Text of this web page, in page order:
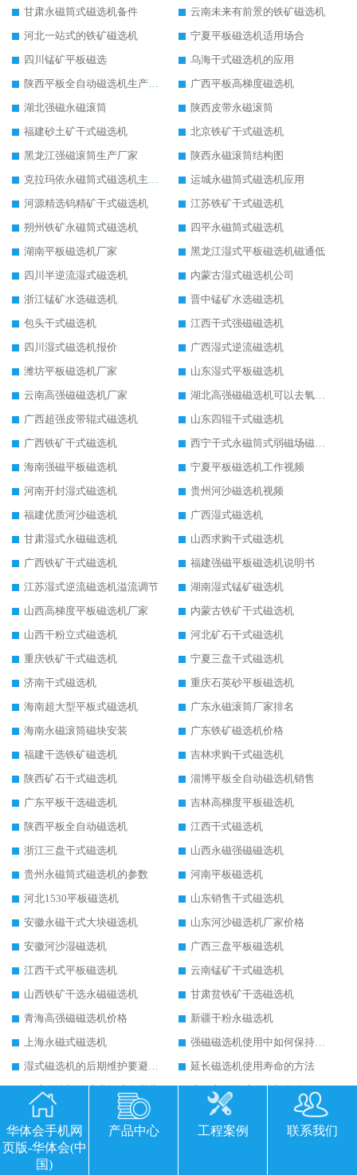
甘肃永磁筒式磁选机备件
云南未来有前景的铁矿磁选机
河北一站式的铁矿磁选机
宁夏平板磁选机适用场合
四川锰矿平板磁选
乌海干式磁选机的应用
陕西平板全自动磁选机生产厂家
广西平板高梯度磁选机
湖北强磁永磁滚筒
陕西皮带永磁滚筒
福建砂土矿干式磁选机
北京铁矿干式磁选机
黑龙江强磁滚筒生产厂家
陕西永磁滚筒结构图
克拉玛依永磁筒式磁选机主要技术参数
运城永磁筒式磁选机应用
河源精选钨精矿干式磁选机
江苏铁矿干式磁选机
朔州铁矿永磁筒式磁选机
四平永磁筒式磁选机
湖南平板磁选机厂家
黑龙江湿式平板磁选机磁通低
四川半逆流湿式磁选机
内蒙古湿式磁选机公司
浙江锰矿水选磁选机
晋中锰矿水选磁选机
包头干式磁选机
江西干式强磁磁选机
四川湿式磁选机报价
广西湿式逆流磁选机
潍坊平板磁选机厂家
山东湿式平板磁选机
云南高强磁磁选机厂家
湖北高强磁磁选机可以去氧化铝
广西超强皮带辊式磁选机
山东四辊干式磁选机
广西铁矿干式磁选机
西宁干式永磁筒式弱磁场磁选机结构图
海南强磁平板磁选机
宁夏平板磁选机工作视频
河南开封湿式磁选机
贵州河沙磁选机视频
福建优质河沙磁选机
广西湿式磁选机
甘肃湿式永磁磁选机
山西求购干式磁选机
广西铁矿干式磁选机
福建强磁平板磁选机说明书
江苏湿式逆流磁选机溢流调节
湖南湿式锰矿磁选机
山西高梯度平板磁选机厂家
内蒙古铁矿干式磁选机
山西干粉立式磁选机
河北矿石干式磁选机
重庆铁矿干式磁选机
宁夏三盘干式磁选机
济南干式磁选机
重庆石英砂平板磁选机
海南超大型平板式磁选机
广东永磁滚筒厂家排名
海南永磁滚筒磁块安装
广东铁矿磁选机价格
福建干选铁矿磁选机
吉林求购干式磁选机
陕西矿石干式磁选机
淄博平板全自动磁选机销售
广东平板干选磁选机
吉林高梯度平板磁选机
陕西平板全自动磁选机
江西干式磁选机
浙江三盘干式磁选机
山西永磁强磁磁选机
贵州永磁筒式磁选机的参数
河南平板磁选机
河北1530平板磁选机
山东销售干式磁选机
安徽永磁干式大块磁选机
山东河沙磁选机厂家价格
安徽河沙湿磁选机
广西三盘平板磁选机
江西干式平板磁选机
云南锰矿干式磁选机
山西铁矿干选永磁磁选机
甘肃贫铁矿干选磁选机
青海高强磁磁选机价格
新疆干粉永磁选机
上海永磁式磁选机
强磁磁选机使用中如何保持其顺畅运行
湿式磁选机的后期维护要避开哪些坑
延长磁选机使用寿命的方法
干式磁选机的技术标准有哪些
山西永磁筒式磁选机华体会手机网页版-华体会(中国)
平板磁选机运行视频
山东辊式磁选机原理
永磁高梯度平板磁选机
涡电流金属分选机的原理
干式磁选机多少钱
华体会手机网
页版-华体会(中
国)
产品中心 工程案例 联系我们